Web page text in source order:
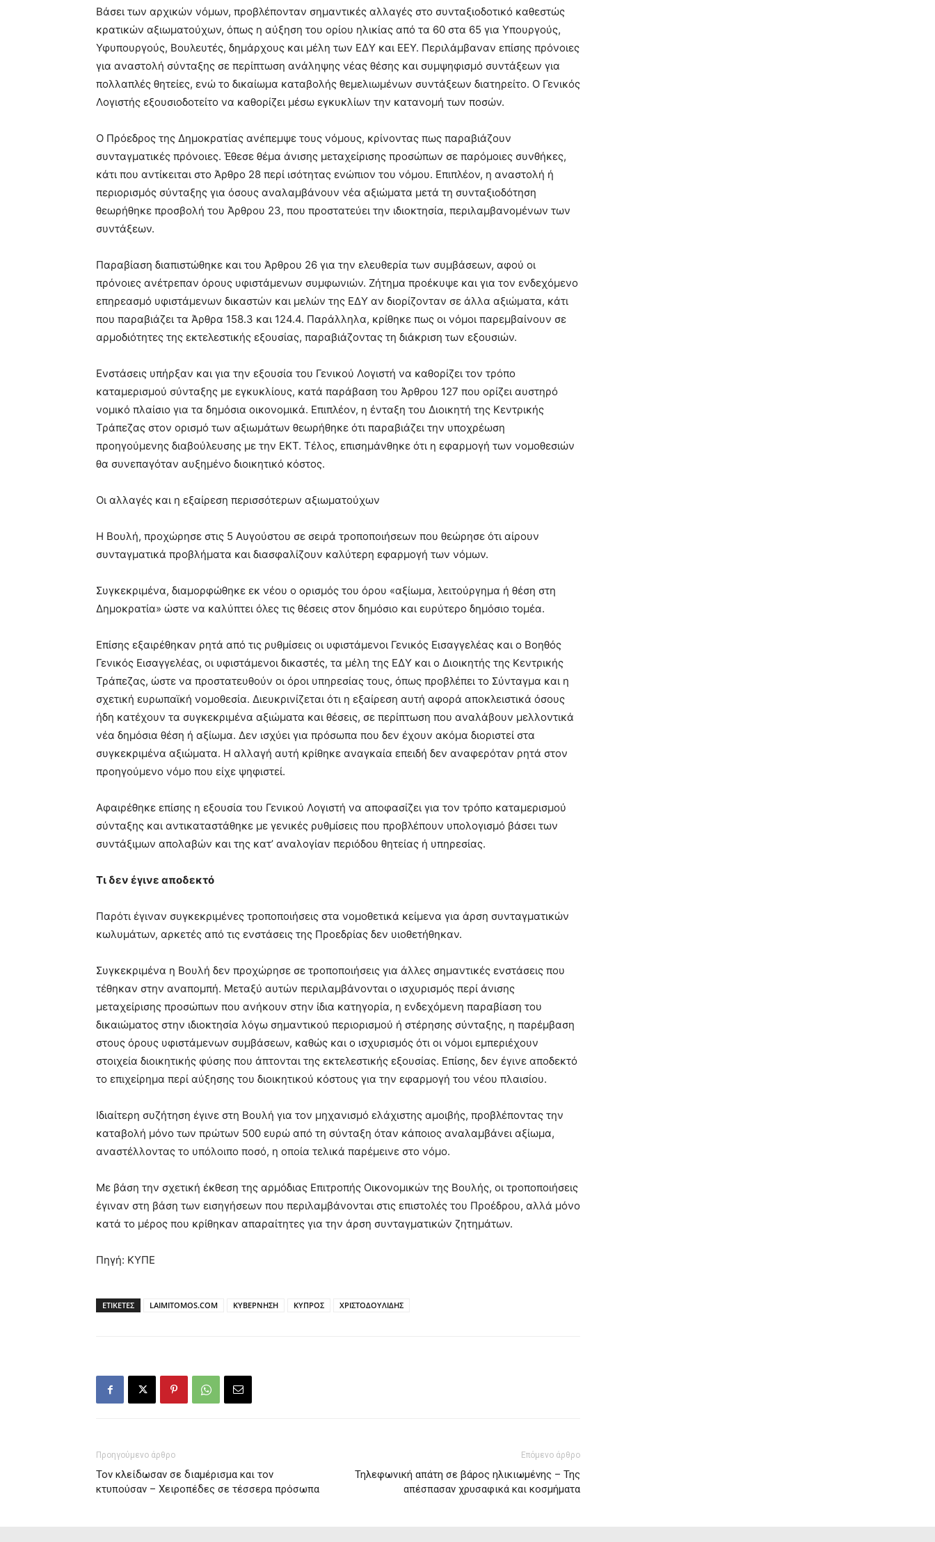
Βάσει των αρχικών νόμων, προβλέπονταν σημαντικές αλλαγές στο συνταξιοδοτικό καθεστώς
κρατικών αξιωματούχων, όπως η αύξηση του ορίου ηλικίας από τα 60 στα 65 για Υπουργούς,
Υφυπουργούς, Βουλευτές, δημάρχους και μέλη των ΕΔΥ και ΕΕΥ. Περιλάμβαναν επίσης πρόνοιες
για αναστολή σύνταξης σε περίπτωση ανάληψης νέας θέσης και συμψηφισμό συντάξεων για
πολλαπλές θητείες, ενώ το δικαίωμα καταβολής θεμελιωμένων συντάξεων διατηρείτο. Ο Γενικός
Λογιστής εξουσιοδοτείτο να καθορίζει μέσω εγκυκλίων την κατανομή των ποσών.
Ο Πρόεδρος της Δημοκρατίας ανέπεμψε τους νόμους, κρίνοντας πως παραβιάζουν
συνταγματικές πρόνοιες. Έθεσε θέμα άνισης μεταχείρισης προσώπων σε παρόμοιες συνθήκες,
κάτι που αντίκειται στο Άρθρο 28 περί ισότητας ενώπιον του νόμου. Επιπλέον, η αναστολή ή
περιορισμός σύνταξης για όσους αναλαμβάνουν νέα αξιώματα μετά τη συνταξιοδότηση
θεωρήθηκε προσβολή του Άρθρου 23, που προστατεύει την ιδιοκτησία, περιλαμβανομένων των
συντάξεων.
Παραβίαση διαπιστώθηκε και του Άρθρου 26 για την ελευθερία των συμβάσεων, αφού οι
πρόνοιες ανέτρεπαν όρους υφιστάμενων συμφωνιών. Ζήτημα προέκυψε και για τον ενδεχόμενο
επηρεασμό υφιστάμενων δικαστών και μελών της ΕΔΥ αν διορίζονταν σε άλλα αξιώματα, κάτι
που παραβιάζει τα Άρθρα 158.3 και 124.4. Παράλληλα, κρίθηκε πως οι νόμοι παρεμβαίνουν σε
αρμοδιότητες της εκτελεστικής εξουσίας, παραβιάζοντας τη διάκριση των εξουσιών.
Ενστάσεις υπήρξαν και για την εξουσία του Γενικού Λογιστή να καθορίζει τον τρόπο
καταμερισμού σύνταξης με εγκυκλίους, κατά παράβαση του Άρθρου 127 που ορίζει αυστηρό
νομικό πλαίσιο για τα δημόσια οικονομικά. Επιπλέον, η ένταξη του Διοικητή της Κεντρικής
Τράπεζας στον ορισμό των αξιωμάτων θεωρήθηκε ότι παραβιάζει την υποχρέωση
προηγούμενης διαβούλευσης με την ΕΚΤ. Τέλος, επισημάνθηκε ότι η εφαρμογή των νομοθεσιών
θα συνεπαγόταν αυξημένο διοικητικό κόστος.
Οι αλλαγές και η εξαίρεση περισσότερων αξιωματούχων
Η Βουλή, προχώρησε στις 5 Αυγούστου σε σειρά τροποποιήσεων που θεώρησε ότι αίρουν
συνταγματικά προβλήματα και διασφαλίζουν καλύτερη εφαρμογή των νόμων.
Συγκεκριμένα, διαμορφώθηκε εκ νέου ο ορισμός του όρου «αξίωμα, λειτούργημα ή θέση στη
Δημοκρατία» ώστε να καλύπτει όλες τις θέσεις στον δημόσιο και ευρύτερο δημόσιο τομέα.
Επίσης εξαιρέθηκαν ρητά από τις ρυθμίσεις οι υφιστάμενοι Γενικός Εισαγγελέας και ο Βοηθός
Γενικός Εισαγγελέας, οι υφιστάμενοι δικαστές, τα μέλη της ΕΔΥ και ο Διοικητής της Κεντρικής
Τράπεζας, ώστε να προστατευθούν οι όροι υπηρεσίας τους, όπως προβλέπει το Σύνταγμα και η
σχετική ευρωπαϊκή νομοθεσία. Διευκρινίζεται ότι η εξαίρεση αυτή αφορά αποκλειστικά όσους
ήδη κατέχουν τα συγκεκριμένα αξιώματα και θέσεις, σε περίπτωση που αναλάβουν μελλοντικά
νέα δημόσια θέση ή αξίωμα. Δεν ισχύει για πρόσωπα που δεν έχουν ακόμα διοριστεί στα
συγκεκριμένα αξιώματα. Η αλλαγή αυτή κρίθηκε αναγκαία επειδή δεν αναφερόταν ρητά στον
προηγούμενο νόμο που είχε ψηφιστεί.
Αφαιρέθηκε επίσης η εξουσία του Γενικού Λογιστή να αποφασίζει για τον τρόπο καταμερισμού
σύνταξης και αντικαταστάθηκε με γενικές ρυθμίσεις που προβλέπουν υπολογισμό βάσει των
συντάξιμων απολαβών και της κατ’ αναλογίαν περιόδου θητείας ή υπηρεσίας.
Τι δεν έγινε αποδεκτό
Παρότι έγιναν συγκεκριμένες τροποποιήσεις στα νομοθετικά κείμενα για άρση συνταγματικών
κωλυμάτων, αρκετές από τις ενστάσεις της Προεδρίας δεν υιοθετήθηκαν.
Συγκεκριμένα η Βουλή δεν προχώρησε σε τροποποιήσεις για άλλες σημαντικές ενστάσεις που
τέθηκαν στην αναπομπή. Μεταξύ αυτών περιλαμβάνονται ο ισχυρισμός περί άνισης
μεταχείρισης προσώπων που ανήκουν στην ίδια κατηγορία, η ενδεχόμενη παραβίαση του
δικαιώματος στην ιδιοκτησία λόγω σημαντικού περιορισμού ή στέρησης σύνταξης, η παρέμβαση
στους όρους υφιστάμενων συμβάσεων, καθώς και ο ισχυρισμός ότι οι νόμοι εμπεριέχουν
στοιχεία διοικητικής φύσης που άπτονται της εκτελεστικής εξουσίας. Επίσης, δεν έγινε αποδεκτό
το επιχείρημα περί αύξησης του διοικητικού κόστους για την εφαρμογή του νέου πλαισίου.
Ιδιαίτερη συζήτηση έγινε στη Βουλή για τον μηχανισμό ελάχιστης αμοιβής, προβλέποντας την
καταβολή μόνο των πρώτων 500 ευρώ από τη σύνταξη όταν κάποιος αναλαμβάνει αξίωμα,
αναστέλλοντας το υπόλοιπο ποσό, η οποία τελικά παρέμεινε στο νόμο.
Με βάση την σχετική έκθεση της αρμόδιας Επιτροπής Οικονομικών της Βουλής, οι τροποποιήσεις
έγιναν στη βάση των εισηγήσεων που περιλαμβάνονται στις επιστολές του Προέδρου, αλλά μόνο
κατά το μέρος που κρίθηκαν απαραίτητες για την άρση συνταγματικών ζητημάτων.
Πηγή: ΚΥΠΕ
ΕΤΙΚΕΤΕΣ LAIMITOMOS.COM ΚΥΒΕΡΝΗΣΗ ΚΥΠΡΟΣ ΧΡΙΣΤΟΔΟΥΛΙΔΗΣ
Προηγούμενο άρθρο
Τον κλείδωσαν σε διαμέρισμα και τον
κτυπούσαν – Χειροπέδες σε τέσσερα πρόσωπα
Επόμενο άρθρο
Τηλεφωνική απάτη σε βάρος ηλικιωμένης – Της
απέσπασαν χρυσαφικά και κοσμήματα